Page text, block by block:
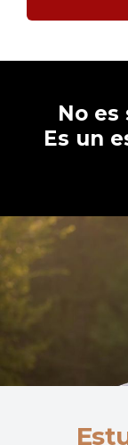
No
Es un